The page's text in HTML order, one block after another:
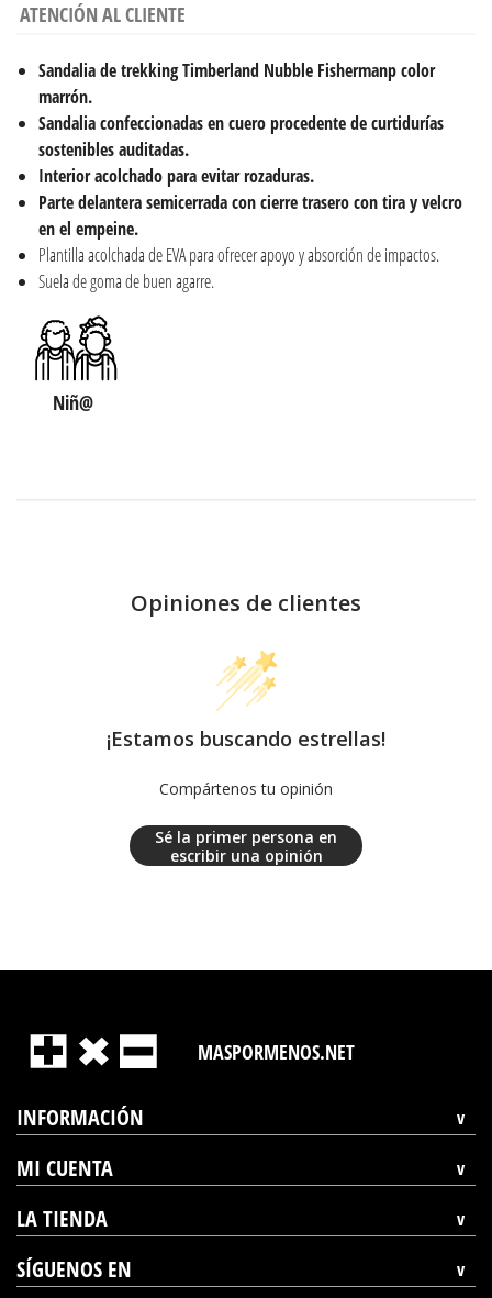
ATENCIÓN AL CLIENTE
Sandalia de trekking Timberland Nubble Fishermanp color
marrón.
Sandalia confeccionadas en cuero procedente de curtidurías
sostenibles auditadas.
Interior acolchado para evitar rozaduras.
Parte delantera semicerrada con cierre trasero con tira y velcro
en el empeine.
Plantilla acolchada de EVA para ofrecer apoyo y absorción de impactos.
Suela de goma de buen agarre.
Niñ@
Opiniones de clientes
¡Estamos buscando estrellas!
Compártenos tu opinión
Sé la primer persona en
escribir una opinión
MASPORMENOS.NET
INFORMACIÓN
MI CUENTA
LA TIENDA
SÍGUENOS EN